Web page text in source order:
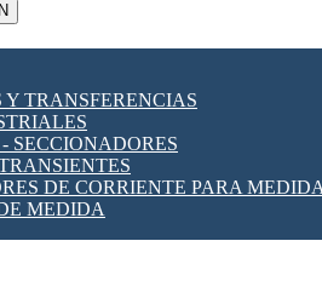
TRANSFERENCIAS
SECCIONADORES
DE CORRIENTE PARA
MEDIDA